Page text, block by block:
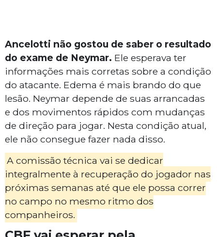
Ancelotti não gostou de saber o resultado
do exame de Neymar. Ele esperava ter
informações mais corretas sobre a condição
do atacante. Edema é mais brando do que
lesão. Neymar depende de suas arrancadas
e dos movimentos rápidos com mudanças
de direção para jogar. Nesta condição atual,
ele não consegue fazer nada disso.
A comissão técnica vai se dedicar
integralmente à recuperação do jogador nas
próximas semanas até que ele possa correr
no campo no mesmo ritmo dos
companheiros.